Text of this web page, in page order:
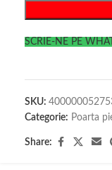
SCRIE-NE PE
SKU:
Categorie: Poarta
Share: